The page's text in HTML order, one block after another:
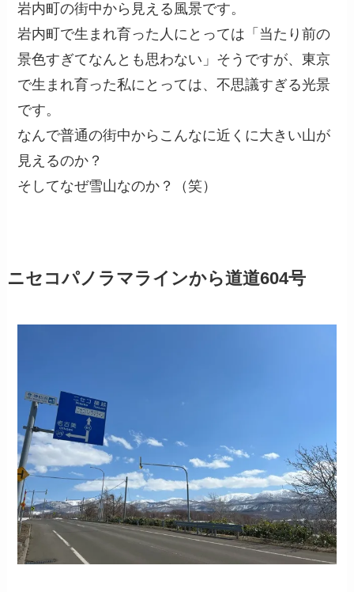
岩内町の街中から見える風景です。
岩内町で生まれ育った人にとっては「当たり前の
景色すぎてなんとも思わない」そうですが、東京
で生まれ育った私にとっては、不思議すぎる光景
です。
なんで普通の街中からこんなに近くに大きい山が
見えるのか？
そしてなぜ雪山なのか？（笑）
ニセコパノラマラインから道道604号